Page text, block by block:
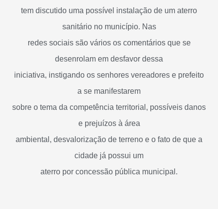
tem discutido uma possível instalação de um aterro
sanitário no município. Nas
redes sociais são vários os comentários que se
desenrolam em desfavor dessa
iniciativa, instigando os senhores vereadores e prefeito
a se manifestarem
sobre o tema da competência territorial, possíveis danos
e prejuízos à área
ambiental, desvalorização de terreno e o fato de que a
cidade já possui um
aterro por concessão pública municipal.